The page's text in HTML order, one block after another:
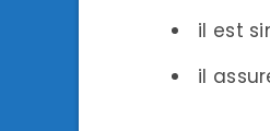
il est
il